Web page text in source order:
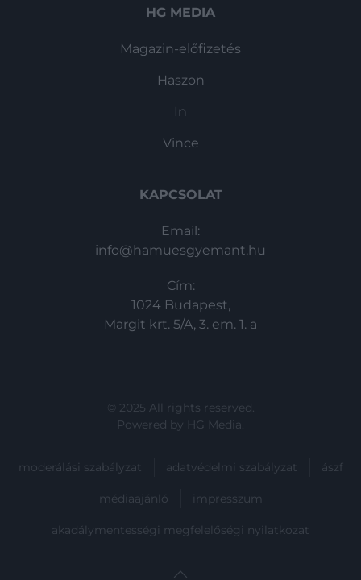
HG MEDIA
Magazin-előfizetés
Haszon
In
Vince
KAPCSOLAT
Email:
info@hamuesgyemant.hu
Cím:
1024 Budapest,
Margit krt. 5/A, 3. em. 1. a
© 2025 All rights reserved.
Powered by HG Media.
moderálási szabályzat adatvédelmi szabályzat ászf
médiaajánló impresszum
akadálymentességi megfelelőségi nyilatkozat